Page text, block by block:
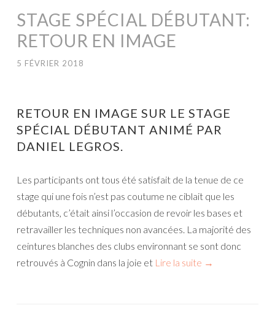
STAGE SPÉCIAL DÉBUTANT:
RETOUR EN IMAGE
5 FÉVRIER 2018
RETOUR EN IMAGE SUR LE STAGE
SPÉCIAL DÉBUTANT ANIMÉ PAR
DANIEL LEGROS.
Les participants ont tous été satisfait de la tenue de ce
stage qui une fois n’est pas coutume ne ciblait que les
débutants, c’était ainsi l’occasion de revoir les bases et
retravailler les techniques non avancées. La majorité des
ceintures blanches des clubs environnant se sont donc
retrouvés à Cognin dans la joie et Lire la suite →